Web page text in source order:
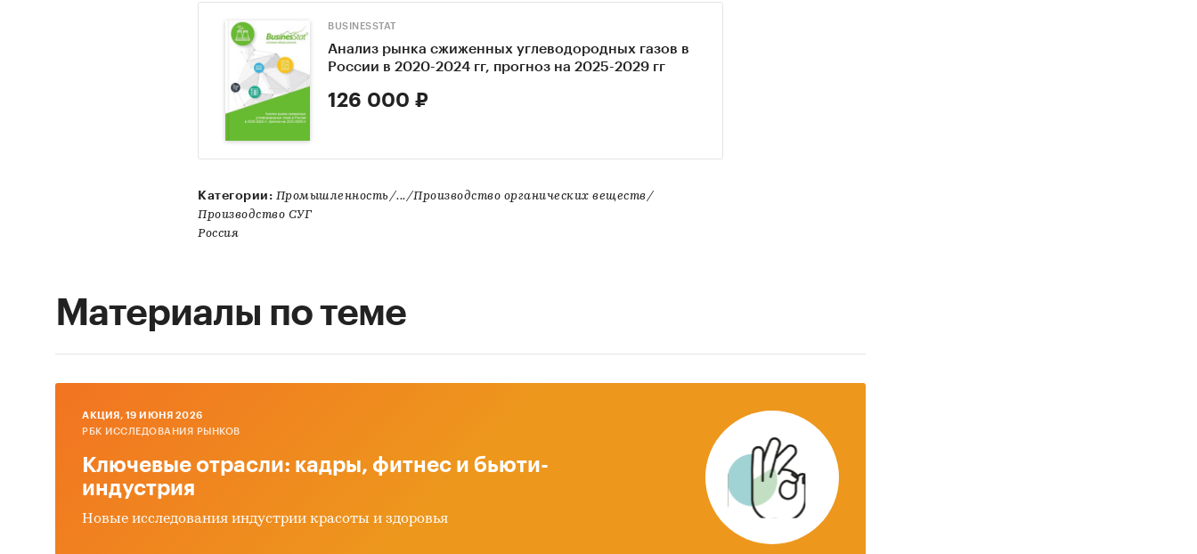
BUSINESSTAT
Анализ рынка сжиженных углеводородных газов в
России в 2020-2024 гг, прогноз на 2025-2029 гг
126 000 ₽
Категории: Промышленность/.../Производство органических веществ/
Производство СУГ
Россия
Материалы по теме
AКЦИЯ, 19 ИЮНЯ 2026
РБК ИССЛЕДОВАНИЯ РЫНКОВ
Ключевые отрасли: кадры, фитнес и бьюти-
индустрия
Новые исследования индустрии красоты и здоровья